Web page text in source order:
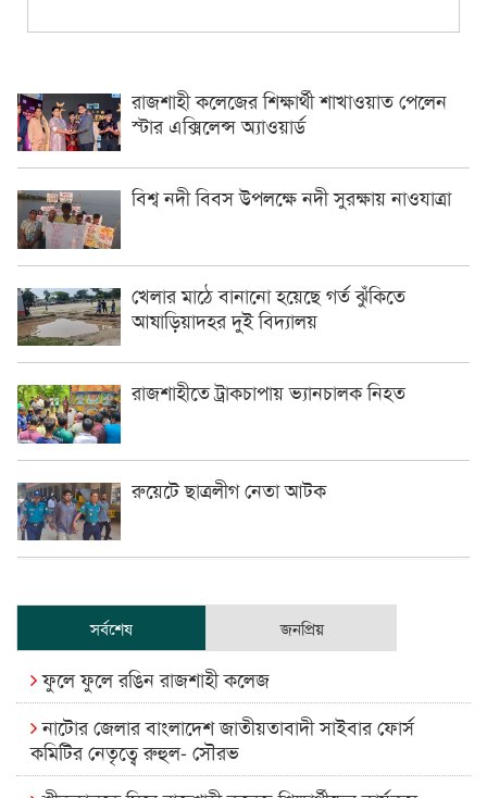
রাজশাহী কলেজের শিক্ষার্থী শাখাওয়াত পেলেন
স্টার এক্সিলেন্স অ্যাওয়ার্ড
বিশ্ব নদী বিবস উপলক্ষে নদী সুরক্ষায় নাওযাত্রা
খেলার মাঠে বানানো হয়েছে গর্ত ঝুঁকিতে
আষাড়িয়াদহর দুই বিদ্যালয়
রাজশাহীতে ট্রাকচাপায় ভ্যানচালক নিহত
রুয়েটে ছাত্রলীগ নেতা আটক
সর্বশেষ জনপ্রিয়
ফুলে ফুলে রঙিন রাজশাহী কলেজ
নাটোর জেলার বাংলাদেশ জাতীয়তাবাদী সাইবার ফোর্স
কমিটির নেতৃত্বে রুহুল- সৌরভ